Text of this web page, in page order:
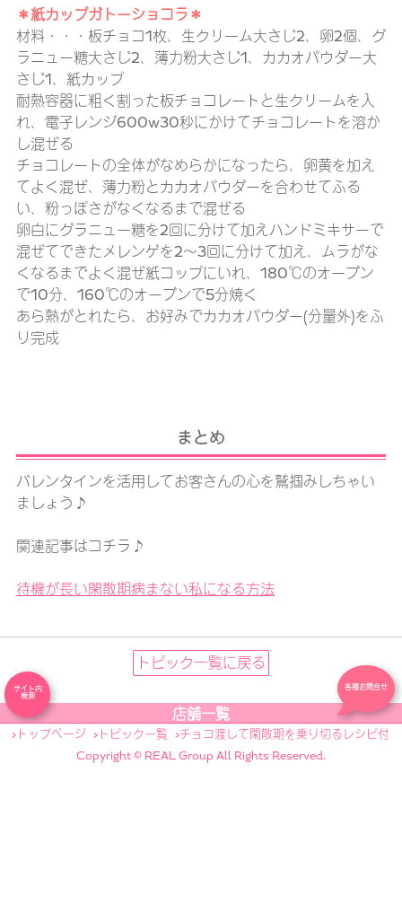
各種お問合せ
サイト内
検索
＊紙カップガトーショコラ＊
材料・・・板チョコ1枚、生クリーム大さじ2、卵2個、グ
ラニュー糖大さじ2、薄力粉大さじ1、カカオパウダー大
さじ1、紙カップ
耐熱容器に粗く割った板チョコレートと生クリームを入
れ、電子レンジ600w30秒にかけてチョコレートを溶か
し混ぜる
チョコレートの全体がなめらかになったら、卵黄を加え
てよく混ぜ、薄力粉とカカオパウダーを合わせてふる
い、粉っぽさがなくなるまで混ぜる
卵白にグラニュー糖を2回に分けて加えハンドミキサーで
混ぜてできたメレンゲを2～3回に分けて加え、ムラがな
くなるまでよく混ぜ紙コップにいれ、180℃のオーブン
で10分、160℃のオーブンで5分焼く
あら熱がとれたら、お好みでカカオパウダー(分量外)をふ
り完成
まとめ
バレンタインを活用してお客さんの心を鷲掴みしちゃい
ましょう♪
関連記事はコチラ♪
待機が長い閑散期病まない私になる方法
トピック一覧に戻る
店舗一覧
トップページ トピック一覧
チョコ渡して閑散期を乗り切るレシピ付
Copyright © REAL Group All Rights Reserved.